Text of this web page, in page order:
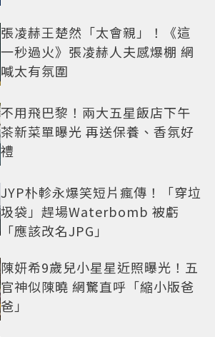
張凌赫王楚然「太會親」！《這
一秒過火》張凌赫人夫感爆棚 網
喊太有氛圍
不用飛巴黎！兩大五星飯店下午
茶新菜單曝光 再送保養、香氛好
禮
JYP朴軫永爆笑短片瘋傳！「穿垃
圾袋」趕場Waterbomb 被虧
「應該改名JPG」
陳妍希9歲兒小星星近照曝光！五
官神似陳曉 網驚直呼「縮小版爸
爸」